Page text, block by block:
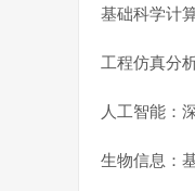
基础科学计
工程仿真分
人工智能：
生物信息：